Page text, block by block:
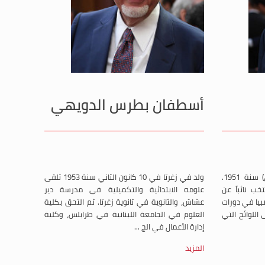
أسطفان بطرس الدويهي
ولد في زغرتا في 10 كانون الثاني سنة 1953 تلقى
علومه الابتدائية والتكميلية في مدرسة دير
عشاش، والثانوية في ثانوية زغرتا. ثم التحق بكلية
العلوم في الجامعة اللبنانية في طرابلس، وكلية
إدارة الأعمال في الج ...
المزيد
ولد في راشيا الفخار (البقاع الغربي) سنة 1951.
نائباً عن
في دورات
و2000 و2005 على اللوائح التي